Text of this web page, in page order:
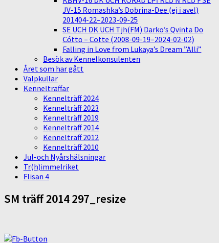
JV-15 Romashka’s Dobrina-Dee (ej i avel)
201404-22–2023-09-25
SE UCH DK UCH Tjh(FM) Darko’s Qvinta Do
Cótto – Cotte (2008-09-19–2024-02-02)
Falling in Love from Lukaya’s Dream ”Alli”
Besök av Kennelkonsulenten
Året som har gått
Valpkullar
Kennelträffar
Kennelträff 2024
Kennelträff 2023
Kennelträff 2019
Kennelträff 2014
Kennelträff 2012
Kennelträff 2010
Jul-och Nyårshälsningar
Tr(h)immelriket
Flisan 4
SM träff 2014 297_resize